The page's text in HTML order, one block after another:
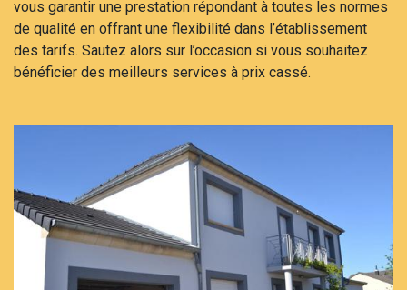
vous garantir une prestation répondant à toutes les normes
de qualité en offrant une flexibilité dans l’établissement
des tarifs. Sautez alors sur l’occasion si vous souhaitez
bénéficier des meilleurs services à prix cassé.